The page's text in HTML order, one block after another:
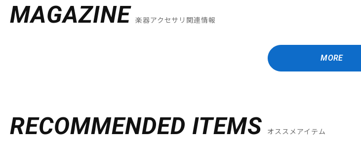
MAGAZINE 楽器アクセサリ関連情報
MORE
RECOMMENDED ITEMS オススメアイテム